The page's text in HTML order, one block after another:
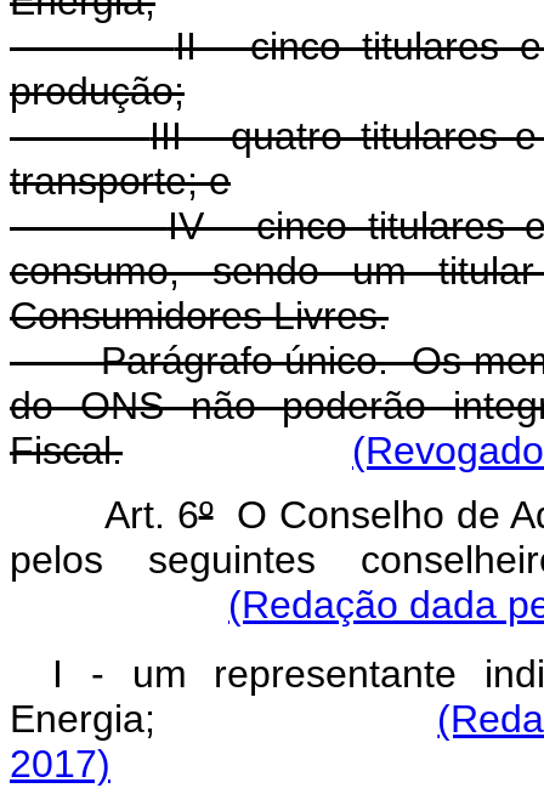
II - cinco titulares
produção;
III - quatro titulares
transporte; e
IV - cinco titulares
consumo, sendo um
Consumidores Livres.
Parágrafo único. Os
do ONS não poderão
Fiscal.
Art. 6ºO Conselho de
pelos seguintes
(Redação dada
I - um representante
Energia;
2017)